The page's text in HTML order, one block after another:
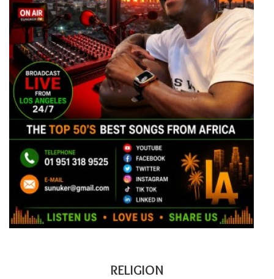
RELIGION